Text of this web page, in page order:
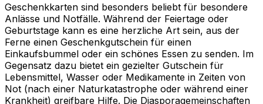
Geschenkkarten sind besonders beliebt für besondere
Anlässe und Notfälle. Während der Feiertage oder
Geburtstage kann es eine herzliche Art sein, aus der
Ferne einen Geschenkgutschein für einen
Einkaufsbummel oder ein schönes Essen zu senden. Im
Gegensatz dazu bietet ein gezielter Gutschein für
Lebensmittel, Wasser oder Medikamente in Zeiten von
Not (nach einer Naturkatastrophe oder während einer
Krankheit) greifbare Hilfe. Die Diasporagemeinschaften